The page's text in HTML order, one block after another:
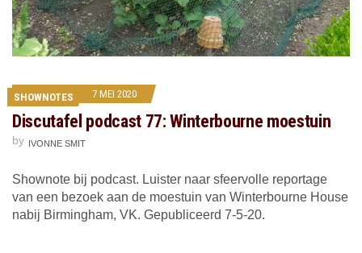
SHOWNOTES 7 MEI 2020
Discutafel podcast 77: Winterbourne moestuin
by IVONNE SMIT
Shownote bij podcast. Luister naar sfeervolle reportage
van een bezoek aan de moestuin van Winterbourne House
nabij Birmingham, VK. Gepubliceerd 7-5-20.